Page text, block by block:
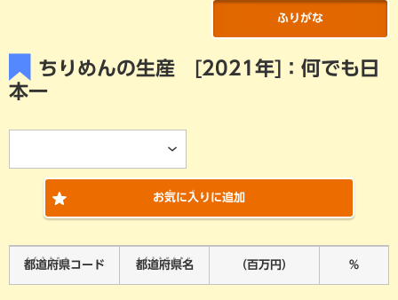
ふりがな
ちりめんの生産 [2021年]：何でも日
本一
お気に入 りに追加
都道府県コード 都道府県名 （百万円） ％